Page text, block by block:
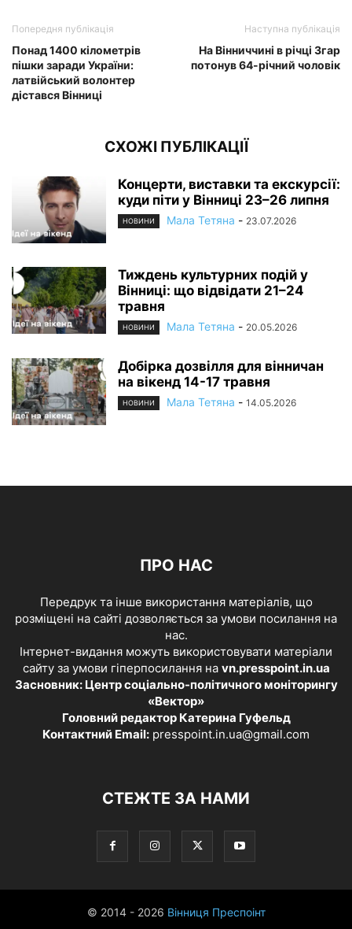
Попередня публікація
Понад 1400 кілометрів
пішки заради України:
латвійський волонтер
дістався Вінниці
Наступна публікація
На Вінниччині в річці Згар
потонув 64-річний чоловік
СХОЖІ ПУБЛІКАЦІЇ
Концерти, виставки та екскурсії:
куди піти у Вінниці 23–26 липня
НОВИНИ Мала Тетяна - 23.07.2026
Тиждень культурних подій у
Вінниці: що відвідати 21–24
травня
НОВИНИ Мала Тетяна - 20.05.2026
Добірка дозвілля для вінничан
на вікенд 14-17 травня
НОВИНИ Мала Тетяна - 14.05.2026
ПРО НАС
Передрук та інше використання матеріалів, що
розміщені на сайті дозволяється за умови посилання на
нас.
Інтернет-видання можуть використовувати матеріали
сайту за умови гіперпосилання на vn.presspoint.in.ua
Засновник: Центр соціально-політичного моніторингу
«Вектор»
Головний редактор Катерина Гуфельд
Контактний Email: presspoint.in.ua@gmail.com
СТЕЖТЕ ЗА НАМИ
© 2014 - 2026 Вінниця Преспоінт